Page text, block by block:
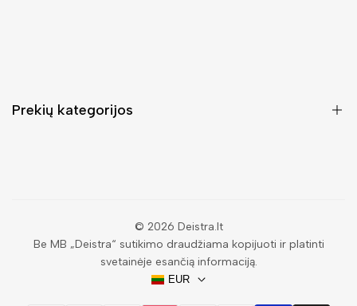
Prekių kategorijos
Kuprinės moterims
Vyriškos piniginės
© 2026 Deistra.lt
Be MB „Deistra“ sutikimo draudžiama kopijuoti ir platinti
svetainėje esančią informaciją.
EUR